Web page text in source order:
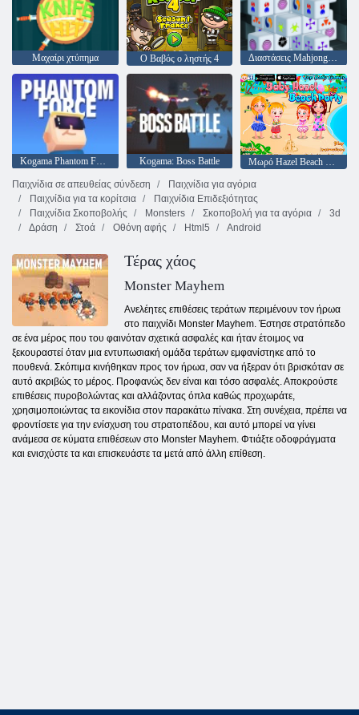
Μαχαίρι χτύπημα Ο Βαβός ο ληστής 4 Διαστάσεις Mahjong 15 λεπτά
Kogama Phantom Force Kogama: Boss Battle
Μωρό Hazel Beach Party
Παιχνίδια σε απευθείας σύνδεση
Παιχνίδια για αγόρια
Παιχνίδια για τα κορίτσια
Παιχνίδια Επιδεξιότητας
Παιχνίδια Σκοποβολής
Monsters Σκοποβολή για τα αγόρια
3d
Δράση
Στοά Οθόνη αφής Html5 Android
Τέρας χάος
Monster Mayhem
Ανελέητες επιθέσεις τεράτων περιμένουν τον ήρωα
στο παιχνίδι Monster Mayhem. Έστησε στρατόπεδο
σε ένα μέρος που του φαινόταν σχετικά ασφαλές και ήταν έτοιμος να
ξεκουραστεί όταν μια εντυπωσιακή ομάδα τεράτων εμφανίστηκε από το
πουθενά. Σκόπιμα κινήθηκαν προς τον ήρωα, σαν να ήξεραν ότι βρισκόταν σε
αυτό ακριβώς το μέρος. Προφανώς δεν είναι και τόσο ασφαλές. Αποκρούστε
επιθέσεις πυροβολώντας και αλλάζοντας όπλα καθώς προχωράτε,
χρησιμοποιώντας τα εικονίδια στον παρακάτω πίνακα. Στη συνέχεια, πρέπει να
φροντίσετε για την ενίσχυση του στρατοπέδου, και αυτό μπορεί να γίνει
ανάμεσα σε κύματα επιθέσεων στο Monster Mayhem. Φτιάξτε οδοφράγματα
και ενισχύστε τα και επισκευάστε τα μετά από άλλη επίθεση.